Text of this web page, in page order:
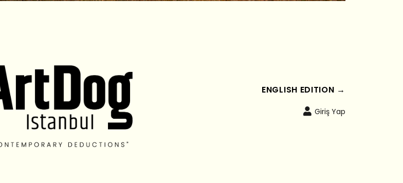
ENGLISH EDITION →
Giriş Yap